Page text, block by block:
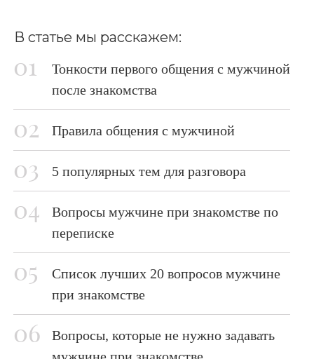
В статье мы расскажем:
Тонкости первого общения с мужчиной
после знакомства
Правила общения с мужчиной
5 популярных тем для разговора
Вопросы мужчине при знакомстве по
переписке
Список лучших 20 вопросов мужчине
при знакомстве
Вопросы, которые не нужно задавать